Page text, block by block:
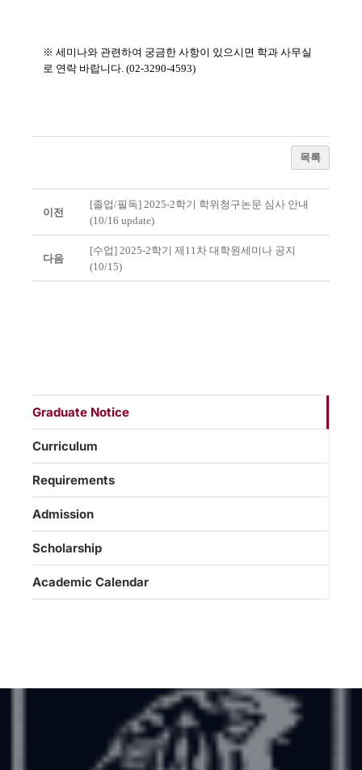
※ 세미나와 관련하여 궁금한 사항이 있으시면 학과 사무실
로 연락 바랍니다. (02-3290-4593)
목록
이전
[졸업/필독] 2025-2학기 학위청구논문 심사 안내
(10/16 update)
다음
[수업] 2025-2학기 제11차 대학원세미나 공지
(10/15)
Graduate Notice
Curriculum
Requirements
Admission
Scholarship
Academic Calendar